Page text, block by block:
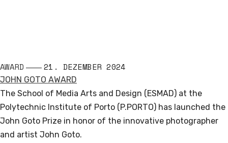
AWARD 21. DEZEMBER 2024
JOHN GOTO AWARD
The School of Media Arts and Design (ESMAD) at the
Polytechnic Institute of Porto (P.PORTO) has launched the
John Goto Prize in honor of the innovative photographer
and artist John Goto.